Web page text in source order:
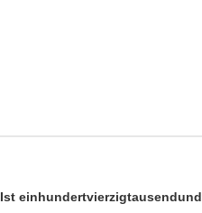
Ist